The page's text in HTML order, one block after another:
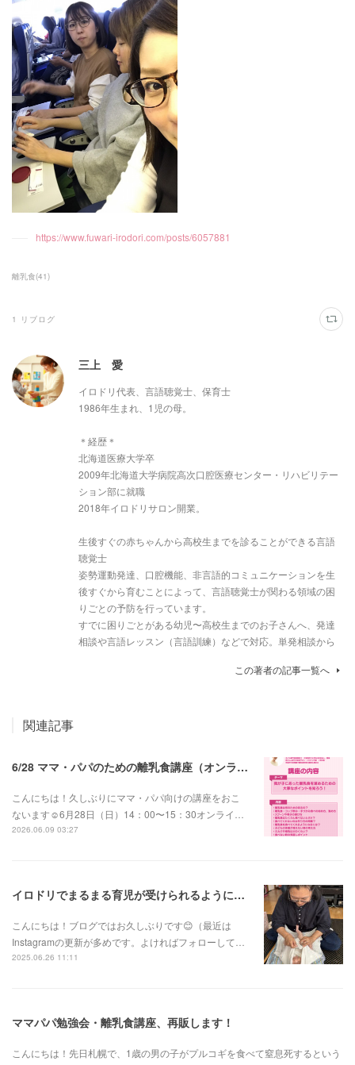
https://www.fuwari-irodori.com/posts/6057881
離乳食(41)
1 リブログ
三上 愛
イロドリ代表、言語聴覚士、保育士
1986年生まれ、1児の母。
＊経歴＊
北海道医療大学卒
2009年北海道大学病院高次口腔医療センター・リハビリテー
ション部に就職
2018年イロドリサロン開業。
生後すぐの赤ちゃんから高校生までを診ることができる言語
聴覚士
姿勢運動発達、口腔機能、非言語的コミュニケーションを生
後すぐから育むことによって、言語聴覚士が関わる領域の困
りごとの予防を行っています。
すでに困りごとがある幼児〜高校生までのお子さんへ、発達
相談や言語レッスン（言語訓練）などで対応。単発相談から
この著者の記事一覧へ
関連記事
6/28 ママ・パパのための離乳食講座（オンライン））
こんにちは！久しぶりにママ・パパ向けの講座をおこ
ないます☺️6月28日（日）14：00〜15：30オンライ…
2026.06.09 03:27
イロドリでまるまる育児が受けられるようになりました！
こんにちは！ブログではお久しぶりです😊（最近は
Instagramの更新が多めです。よければフォローして…
2025.06.26 11:11
ママパパ勉強会・離乳食講座、再販します！
こんにちは！先日札幌で、1歳の男の子がプルコギを食べて窒息死するという